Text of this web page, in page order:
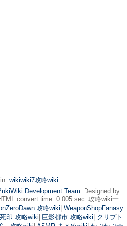
wikiwiki7攻略wiki
Development Team. Designed by
convert time: 0.005 sec. 攻略wiki一
攻略wiki WeaponShopFanasy
死印 攻略wiki 巨影都市 攻略wiki クリプト